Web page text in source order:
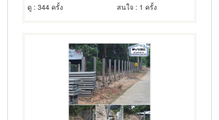
ดู : 344 ครั้ง สนใจ : 1 ครั้ง